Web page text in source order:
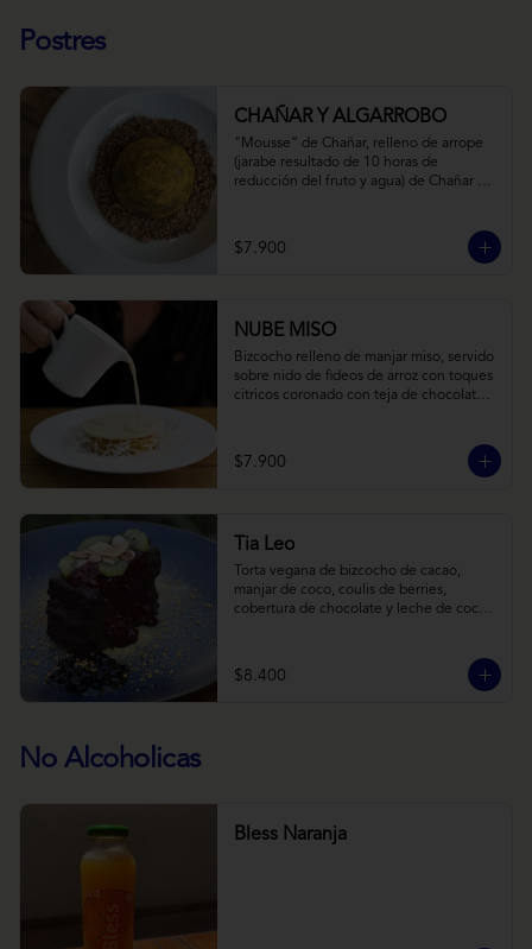
Postres
CHAÑAR Y ALGARROBO
"Mousse” de Chañar, relleno de arrope
(jarabe resultado de 10 horas de
reducción del fruto y agua) de Chañar
amargo y cúrcuma, sobre una tierra de
harina de Algarrobo y nueces.
$7.900
NUBE MISO
Bizcocho relleno de manjar miso, servido
sobre nido de fideos de arroz con toques
citricos coronado con teja de chocolate
$7.900
Tia Leo
Torta vegana de bizcocho de cacao,
manjar de coco, coulis de berries,
cobertura de chocolate y leche de coco
$8.400
No Alcoholicas
Bless Naranja